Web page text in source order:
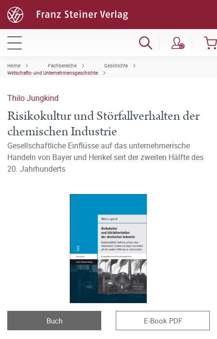
Home Fachbereiche
Geschichte
Wirtschafts- und Unternehmensgeschichte
Thilo Jungkind
Risikokultur und Störfallverhalten der
chemischen Industrie
Gesellschaftliche Einflüsse auf das unternehmerische
Handeln von Bayer und Henkel seit der zweiten Hälfte des
20. Jahrhunderts
Buch E-Book PDF